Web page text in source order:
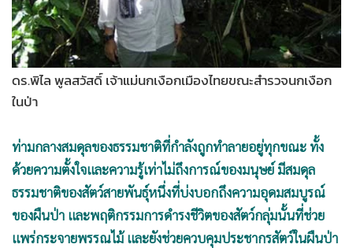
• กีฬา
• ต่างประเทศ
• Special Scoop
• เศรษฐกิจ-ธุรกิจ
ชุมชน-คุณภาพชีวิต
• อาชญากรรม
• Motoring
• เกม
• วิทยาศาสตร์
ดร.พิไล พูลสวัสดิ์ เจ้าแม่นกเงือกเมืองไทยขณะสำรวจนกเงือก
ในป่า
ท่ามกลางสมดุลของธรรมชาติที่กำลังถูกทำลายอยู่ทุกขณะ ทั้ง
ด้วยความตั้งใจและความรู้เท่าไม่ถึงการณ์ของมนุษย์ มีสมดุล
ธรรมชาติของสัตว์สายพันธุ์หนึ่งที่บ่งบอกถึงความอุดมสมบูรณ์
ของผืนป่า และพฤติกรรมการดำรงชีวิตของสัตว์กลุ่มนั้นที่ช่วย
แพร่กระจายพรรณไม้ และยังช่วยควบคุมประชากรสัตว์ในผืนป่า